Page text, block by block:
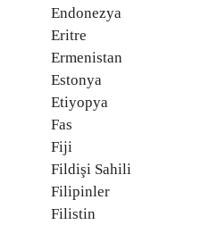
Endonezya
Eritre
Ermenistan
Estonya
Etiyopya
Fas
Fiji
Fildişi Sahili
Filipinler
Filistin